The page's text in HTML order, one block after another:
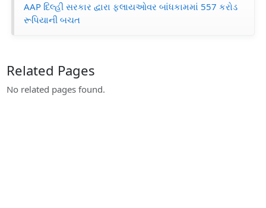
AAP દિલ્હી સરકાર દ્વારા ફ્લાયઓવર બાંધકામમાં 557 કરોડ
રૂપિયાની બચત
Related Pages
No related pages found.